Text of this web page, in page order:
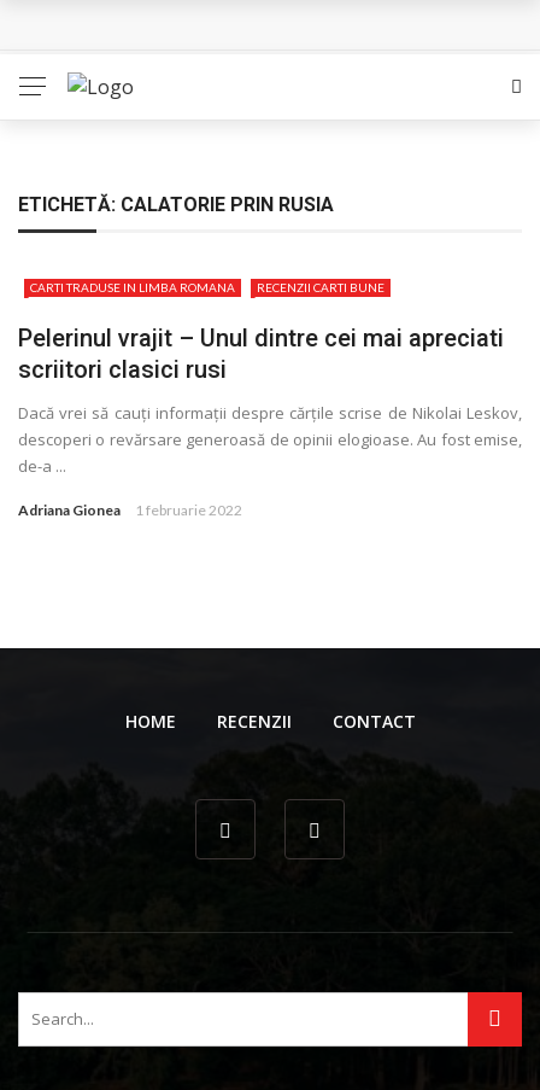
The Man Who Sold Air in the Holy Land – Generatia care
Queer – Un Burroughs sentimental
Luati-ma drept un vis. Povestiri in K. minor – Dor de Kafka
ETICHETĂ: CALATORIE PRIN RUSIA
CARTI TRADUSE IN LIMBA ROMANA RECENZII CARTI BUNE
Pelerinul vrajit – Unul dintre cei mai apreciati
scriitori clasici rusi
Dacă vrei să cauţi informaţii despre cărţile scrise de Nikolai Leskov,
descoperi o revărsare generoasă de opinii elogioase. Au fost emise,
de-a ...
Adriana Gionea 1 februarie 2022
HOME RECENZII CONTACT